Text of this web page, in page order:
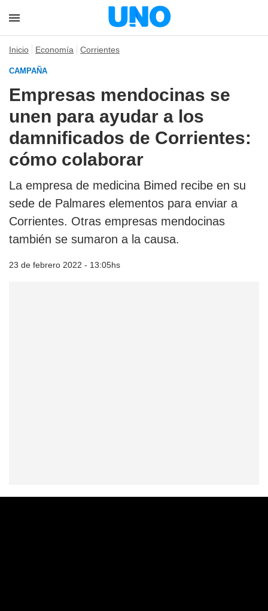
Inicio Economía Corrientes
CAMPAÑA
Empresas mendocinas se
unen para ayudar a los
damnificados de Corrientes:
cómo colaborar
La empresa de medicina Bimed recibe en su
sede de Palmares elementos para enviar a
Corrientes. Otras empresas mendocinas
también se sumaron a la causa.
23 de febrero 2022 - 13:05hs